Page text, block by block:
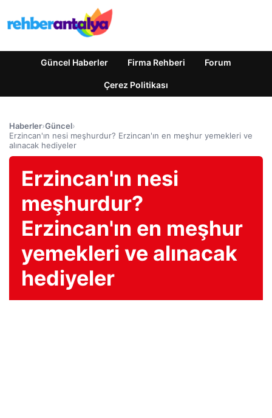
Güncel Haberler Firma Rehberi Forum
Çerez Politikası
Haberler›Güncel›
Erzincan'ın nesi meşhurdur? Erzincan'ın en meşhur yemekleri ve
alınacak hediyeler
Erzincan'ın nesi
meşhurdur?
Erzincan'ın en meşhur
yemekleri ve alınacak
hediyeler